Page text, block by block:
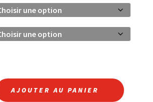
AJOUTER AU PANIER